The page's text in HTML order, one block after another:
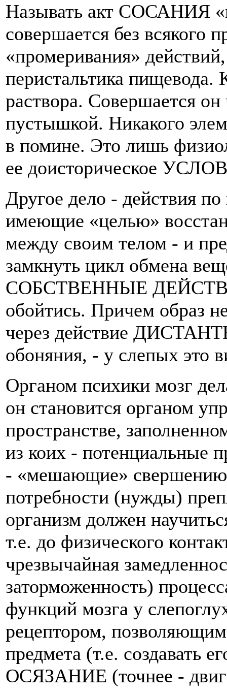
Называть акт СОСАНИЯ
совершается без всякого
«промеривания»
перистальтика пищевода.
раствора. Совершается
пустышкой. Никакого
в помине. Это лишь
ее доисторическое
Другое дело - действия
имеющие «целью»
между своим телом - и
замкнуть цикл обмена
СОБСТВЕННЫЕ
обойтись. Причем образ
через действие
обоняния, - у слепых это
Органом психики мозг
он становится органом
пространстве,
из коих - потенциальные
- «мешающие» свершению
потребности (нужды)
организм должен
т.е. до физического
чрезвычайная
заторможенность)
функций мозга у
рецептором,
предмета (т.е. создавать
ОСЯЗАНИЕ (точнее -